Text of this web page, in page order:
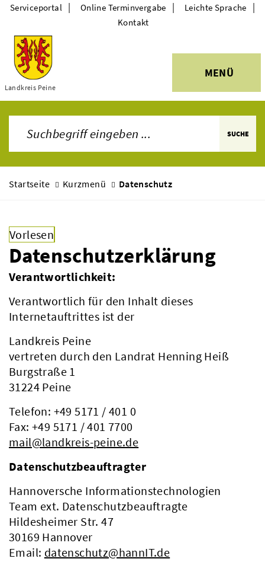
Themen
Landkreis Peine
MENÜ
Serviceportal | Online Terminvergabe | Leichte Sprache |
Kontakt
SUCHE
Startseite Kurzmenü Datenschutz
Vorlesen
Datenschutzerklärung
Verantwortlichkeit:
Verantwortlich für den Inhalt dieses
Internetauftrittes ist der
Landkreis Peine
vertreten durch den Landrat Henning Heiß
Burgstraße 1
31224 Peine
Telefon: +49 5171 / 401 0
Fax: +49 5171 / 401 7700
mail@landkreis-peine.de
Datenschutzbeauftragter
Hannoversche Informationstechnologien
Team ext. Datenschutzbeauftragte
Hildesheimer Str. 47
30169 Hannover
Email: datenschutz@hannIT.de